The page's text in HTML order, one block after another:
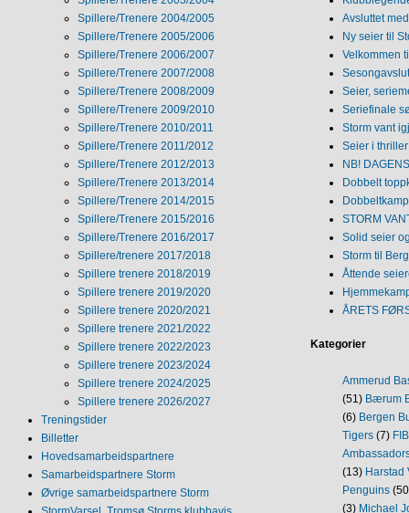
Spillere/Trenere 2004/2005
Spillere/Trenere 2005/2006
Spillere/Trenere 2006/2007
Spillere/Trenere 2007/2008
Spillere/Trenere 2008/2009
Spillere/Trenere 2009/2010
Spillere/Trenere 2010/2011
Spillere/Trenere 2011/2012
Spillere/Trenere 2012/2013
Spillere/Trenere 2013/2014
Spillere/Trenere 2014/2015
Spillere/Trenere 2015/2016
Spillere/Trenere 2016/2017
Spillere/trenere 2017/2018
Spillere trenere 2018/2019
Spillere trenere 2019/2020
Spillere trenere 2020/2021
Spillere trenere 2021/2022
Spillere trenere 2022/2023
Spillere trenere 2023/2024
Spillere trenere 2024/2025
Spillere trenere 2026/2027
Treningstider
Billetter
Hovedsamarbeidspartnere
Samarbeidspartnere Storm
Øvrige samarbeidspartnere Storm
Avsluttet
Ny seier til
Velkommen
Seier,
Seriefinale
Storm vant
Seier i
NB!
Dobbelt
STORM
Solid seier
Storm til
Åttende
ÅRETS
Kategorier
Ammerud
(51) Bærum
(6) Bergen
Tigers (7)
(13) Harstad
Penguins
(3) Michael